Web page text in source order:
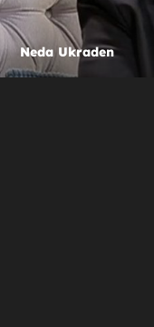
Neda Ukraden